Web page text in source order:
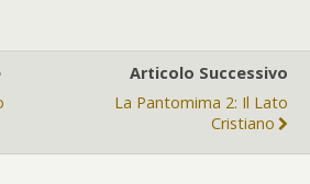
Articolo Successivo
La Pantomima 2: Il Lato
Cristiano